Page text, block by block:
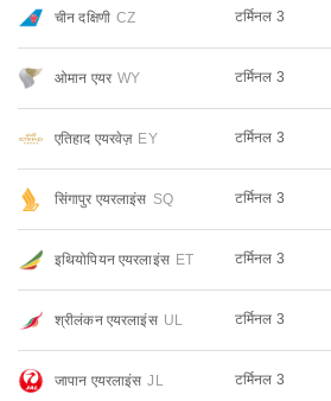
चीन दक्षिणी CZ टर्मिनल 3
ओमान एयर WY टर्मिनल 3
एतिहाद एयरवेज़ EY टर्मिनल 3
सिंगापुर एयरलाइंस SQ टर्मिनल 3
इथियोपियन एयरलाइंस ET टर्मिनल 3
श्रीलंकन एयरलाइंस UL टर्मिनल 3
जापान एयरलाइंस JL टर्मिनल 3